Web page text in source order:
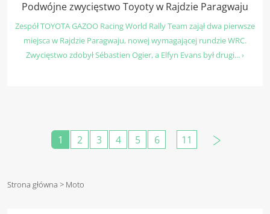
Podwójne zwycięstwo Toyoty w Rajdzie Paragwaju
Zespół TOYOTA GAZOO Racing World Rally Team zajął dwa pierwsze
miejsca w Rajdzie Paragwaju, nowej wymagającej rundzie WRC.
Zwycięstwo zdobył Sébastien Ogier, a Elfyn Evans był drugi... ›
1 2 3 4 5 6 11
Strona główna > Moto